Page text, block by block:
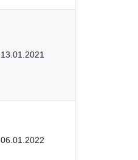
13.01.2021
06.01.2022